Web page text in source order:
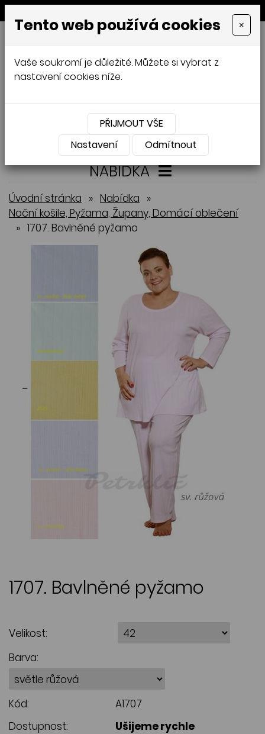
MENU
GALAMODA-XXL
Jana Mládková
XXL,ČESKÁ VÝROBA
Přihlásit Košík 0
NABÍDKA
Úvodní stránka » Nabídka »
Noční košile, Pyžama, Župany, Domácí oblečení
» 1707. Bavlněné pyžamo
1707. Bavlněné pyžamo
Velikost:
Barva:
Kód:
A1707
Dostupnost:
Ušijeme rychle
Tento web používá cookies ×
Vaše soukromí je důležité. Můžete si vybrat z
nastavení cookies níže.
PŘIJMOUT VŠE
Nastavení
Odmítnout